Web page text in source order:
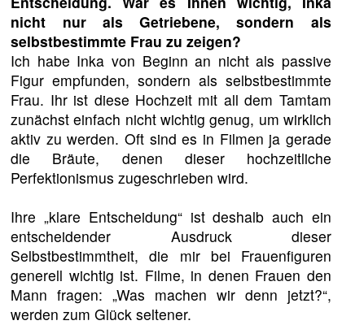
nicht nur als Getriebene, sondern als
selbstbestimmte Frau zu zeigen?
Ich habe Inka von Beginn an nicht als passive
Figur empfunden, sondern als selbstbestimmte
Frau. Ihr ist diese Hochzeit mit all dem Tamtam
zunächst einfach nicht wichtig genug, um wirklich
aktiv zu werden. Oft sind es in Filmen ja gerade
die Bräute, denen dieser hochzeitliche
Perfektionismus zugeschrieben wird.
Ihre „klare Entscheidung“ ist deshalb auch ein
entscheidender Ausdruck dieser
Selbstbestimmtheit, die mir bei Frauenfiguren
generell wichtig ist. Filme, in denen Frauen den
Mann fragen: „Was machen wir denn jetzt?“,
werden zum Glück seltener.